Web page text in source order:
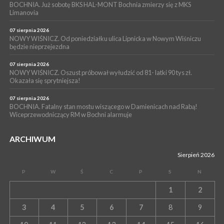
Przestrzennego Miasta Bochnia. To odpowiedź na działania
magistratu
BOCHNIA. Już sobotę BKS HAL-MONT Bochnia zmierzy się z MKS
Limanovia
07 sierpnia 2026
NOWY WIŚNICZ. Od poniedziałku ulica Lipnicka w Nowym Wiśniczu
będzie nieprzejezdna
07 sierpnia 2026
NOWY WIŚNICZ. Oszust próbował wyłudzić od 81- latki 90 tys zł.
Okazała się sprytniejsza!
07 sierpnia 2026
BOCHNIA. Fatalny stan mostu wiszącego w Damienicach nad Rabą!
Wiceprzewodniczący RM w Bochni alarmuje
ARCHIWUM
Sierpień 2026
P W Ś C P S N
1 2
3 4 5 6 7 8 9